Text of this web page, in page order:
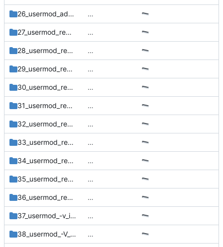
26_usermod_add_overlapping_ranges …
27_usermod_remove_range_all …
28_usermod_remove_range_partial_begin …
29_usermod_remove_range_partial_middle …
30_usermod_remove_range_partial_end …
31_usermod_remove_outside_range …
32_usermod_remove_overlapping_range_begin …
33_usermod_remove_overlapping_range_end …
34_usermod_remove_overlapping_range_all …
35_usermod_remove_only_user_ranges …
36_usermod_remove_with_comment …
37_usermod_-v_invalid_range …
38_usermod_-V_invalid_range …